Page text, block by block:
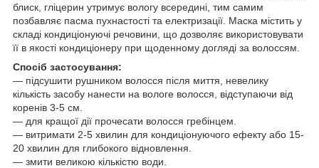
блиск, гліцерин утримує вологу всередині, тим самим
позбавляє пасма пухнастості та електризації. Маска містить у
складі кондиціонуючі речовини, що дозволяє використовувати
її в якості кондиціонеру при щоденному догляді за волоссям.
Спосіб застосування:
— підсушити рушником волосся після миття, невелику
кількість засобу нанести на вологе волосся, відступаючи від
коренів 3-5 см.
— для кращої дії прочесати волосся гребінцем.
— витримати 2-5 хвилин для кондиціонуючого ефекту або 15-
20 хвилин для глибокого відновлення.
— змити великою кількістю води.